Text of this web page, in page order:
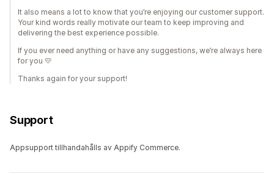
It also means a lot to know that you’re enjoying our customer support.
Your kind words really motivate our team to keep improving and
delivering the best experience possible.
If you ever need anything or have any suggestions, we’re always here
for you 💛
Thanks again for your support!
Support
Appsupport tillhandahålls av Appify Commerce.